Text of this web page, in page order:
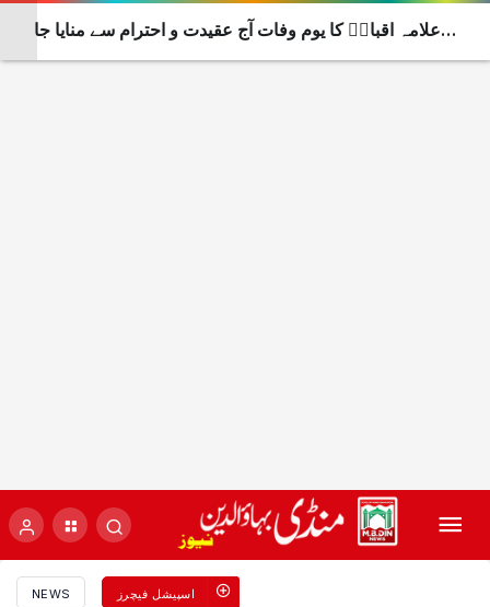
NEWS اسپیشل فیچرز
علامہ اقبالؒ کا یوم وفات آج عقیدت و احترام سے منایا جا